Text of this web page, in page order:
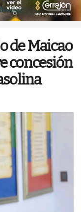
de Maicao
concesión